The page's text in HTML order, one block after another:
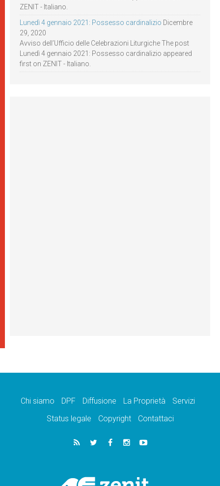
ZENIT - Italiano.
Lunedì 4 gennaio 2021: Possesso cardinalizio Dicembre
29, 2020
Avviso dell’Ufficio delle Celebrazioni Liturgiche The post
Lunedì 4 gennaio 2021: Possesso cardinalizio appeared
first on ZENIT - Italiano.
Chi siamo DPF Diffusione La Proprietà
Servizi
Status legale
Copyright Contattaci